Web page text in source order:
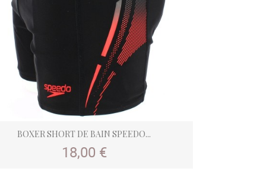
BOXER SHORT DE BAIN SPEEDO...
Prix
18,00 €